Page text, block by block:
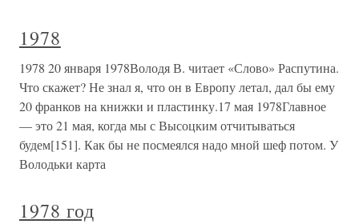
1978
1978 20 января 1978Володя В. читает «Слово» Распутина.
Что скажет? Не знал я, что он в Европу летал, дал бы ему
20 франков на книжки и пластинку.17 мая 1978Главное
— это 21 мая, когда мы с Высоцким отчитываться
будем[151]. Как бы не посмеялся надо мной шеф потом. У
Володьки карта
1978 год